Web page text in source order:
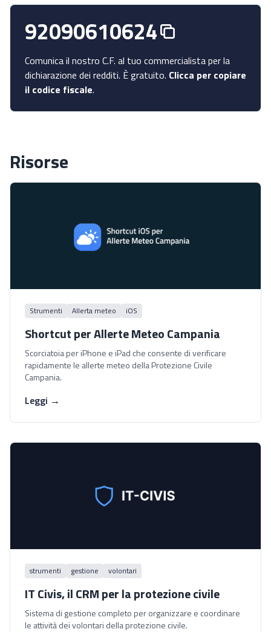
92090610624
Comunica il nostro C.F. al tuo commercialista per la
dichiarazione dei redditi. È gratuito. Clicca per copiare
il codice fiscale.
Risorse
Strumenti Allerta meteo iOS
Shortcut per Allerte Meteo Campania
Scorciatoia per iPhone e iPad che consente di verificare
rapidamente le allerte meteo della Protezione Civile
Campania.
Leggi →
strumenti gestione volontari
IT Civis, il CRM per la protezione civile
Sistema di gestione completo per organizzare e coordinare
le attività dei volontari della protezione civile.